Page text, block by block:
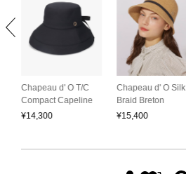
Chapeau d' O T/C
Compact Capeline
¥14,300
Chapeau d' O Silk
Braid Breton
¥15,400